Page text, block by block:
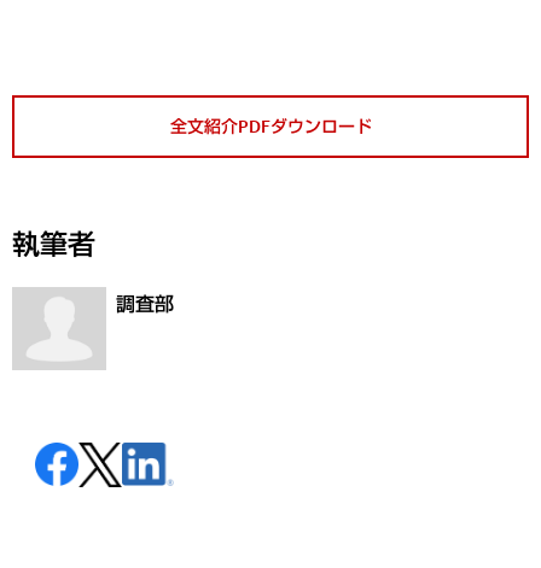
全文紹介PDFダウンロード
執筆者
調査部